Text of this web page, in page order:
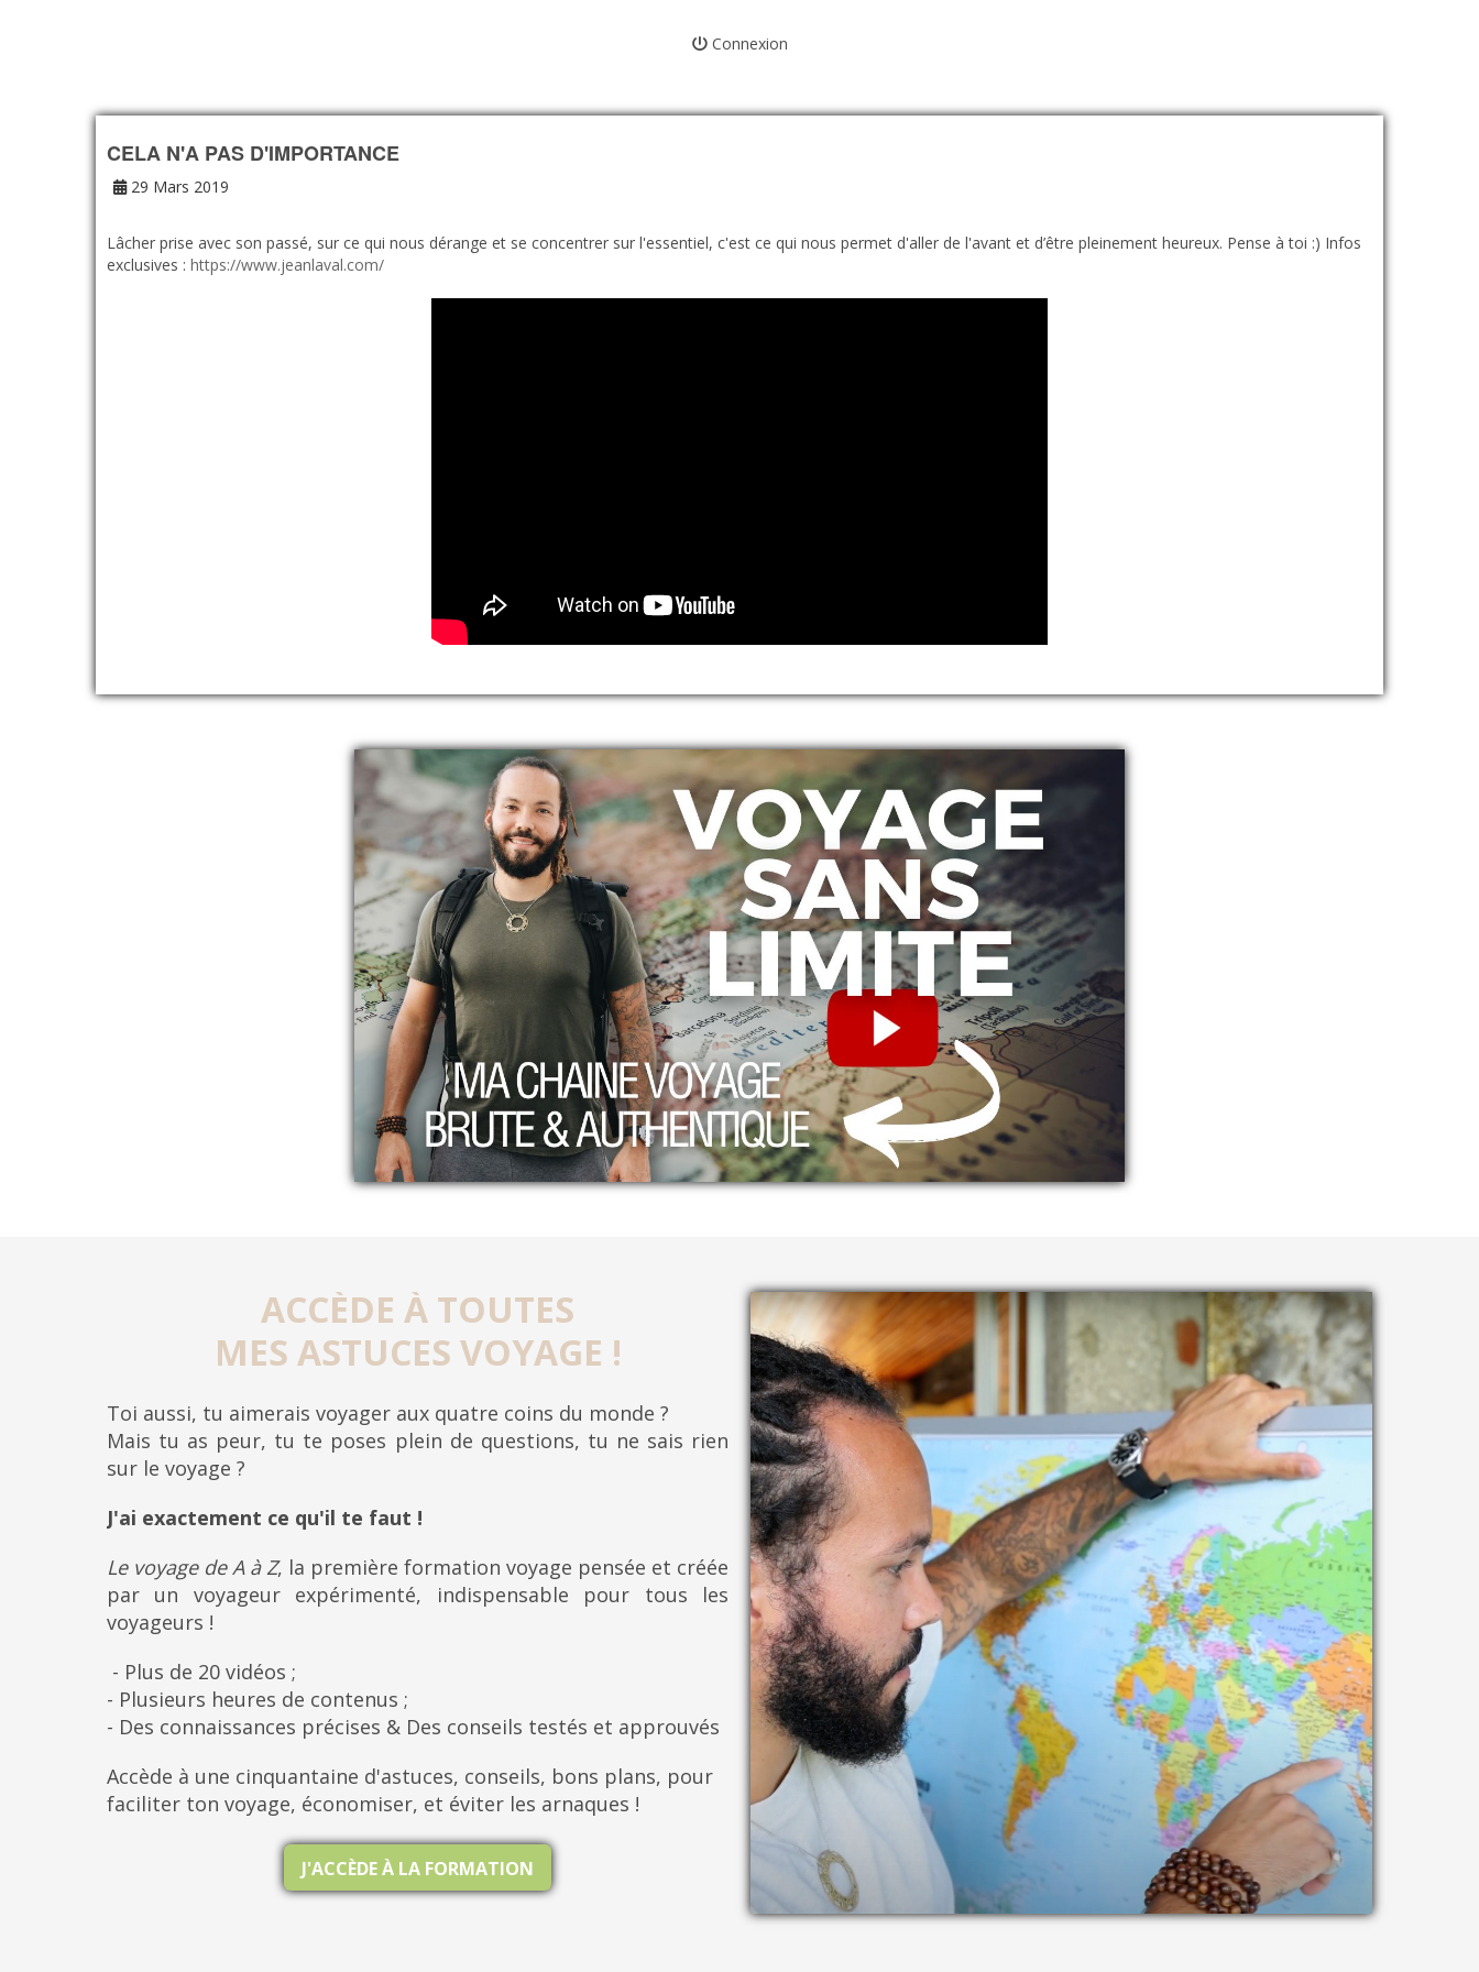
Connexion
CELA N'A PAS D'IMPORTANCE
29 Mars 2019
Lâcher prise avec son passé, sur ce qui nous dérange et se concentrer sur l'essentiel, c'est ce qui nous permet d'aller de l'avant et d’être pleinement heureux. Pense à toi :) Infos
exclusives : https://www.jeanlaval.com/
ACCÈDE À TOUTES
MES ASTUCES VOYAGE !
Toi aussi, tu aimerais voyager aux quatre coins du monde ?
Mais tu as peur, tu te poses plein de questions, tu ne sais rien
sur le voyage ?
J'ai exactement ce qu'il te faut !
Le voyage de A à Z, la première formation voyage pensée et créée
par un voyageur expérimenté, indispensable pour tous les
voyageurs !
- Plus de 20 vidéos ;
- Plusieurs heures de contenus ;
- Des connaissances précises & Des conseils testés et approuvés
Accède à une cinquantaine d'astuces, conseils, bons plans, pour
faciliter ton voyage, économiser, et éviter les arnaques !
J'ACCÈDE À LA FORMATION